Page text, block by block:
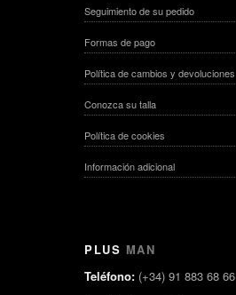
Seguimiento de su pedido
Formas de pago
Política de cambios y devoluciones
Conozca su talla
Política de cookies
Información adicional
PLUS MAN
Teléfono: (+34) 91 883 68 66